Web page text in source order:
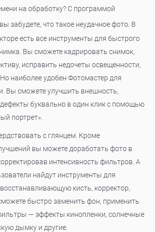
на обработку? С программой
вы забудете, что такое неудачное фото. В
есть все инструменты для быстрого
Вы сможете кадрировать снимок,
исправить недочеты освещенности,
наиболее удобен Фотомастер для
Вы сможете улучшить внешность,
буквально в один клик с помощью
портрет».
с глянцем. Кроме
вы можете доработать фото в
интенсивность фильтров. А
найдут инструменты для
кисть, корректор,
быстро заменить фон, применить
— эффекты кинопленки, солнечные
дымку и другие.